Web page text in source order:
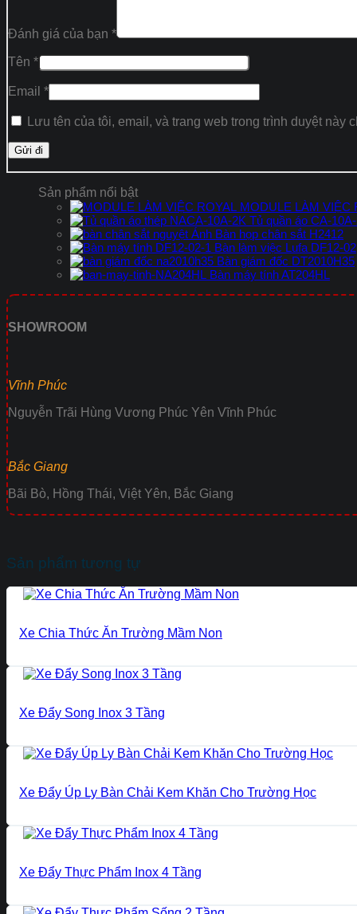
Đánh giá của bạn *
Tên *
Email *
Lưu tên của tôi, email, và trang web trong trình duyệt này
Sản phẩm nổi bật
MODULE LÀM VIỆC
Tủ quần áo CA-
Bàn họp chân sắt H2412
Bàn làm việc Lufa DF12-02
Bàn giám đốc DT2010H35
Bàn máy tính AT204HL
SHOWROOM
Vĩnh Phúc
Nguyễn Trãi Hùng Vương Phúc Yên Vĩnh Phúc
Bắc Giang
Bãi Bò, Hồng Thái, Việt Yên, Bắc Giang
Sản phẩm tương tự
Xe Chia Thức Ăn Trường Mầm Non
Xe Đẩy Song Inox 3 Tầng
Xe Đẩy Úp Ly Bàn Chải Kem Khăn Cho Trường Học
Xe Đẩy Thực Phẩm Inox 4 Tầng